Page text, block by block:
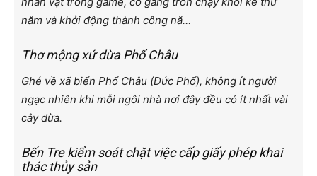
năm và khởi động thành công nă…
Thơ mộng xứ dừa Phổ Châu
Ghé về xã biển Phổ Châu (Đức Phổ), không ít người
ngạc nhiên khi mỗi ngôi nhà nơi đây đều có ít nhất vài
cây dừa.
Bến Tre kiểm soát chặt việc cấp giấy phép khai
thác thủy sản